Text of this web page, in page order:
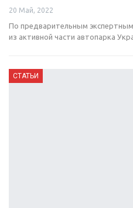
20 Май, 2022
По предварительным
из активной части автопарка
СТАТЬИ